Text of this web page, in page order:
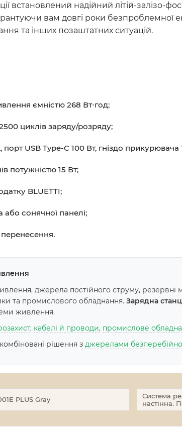
встановлений надійний літій-
вам довгі роки безпроблемної
та інших позаштатних ситуацій.
ємністю 268 Вт⋅год;
циклів заряду/розряду;
USB Type-C 100 Вт, гніздо
потужністю 15 Вт;
BLUETTI;
сонячної панелі;
джерела постійного струму, резервні
та промислового обладнання. Зарядна
живлення.
, кабелі й проводи, промислове
рішення з джерелами
PLUS Gray
Cистема
настінна.